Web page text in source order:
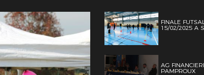
FINALE
15/02/2025 A
AG
PAMPROUX